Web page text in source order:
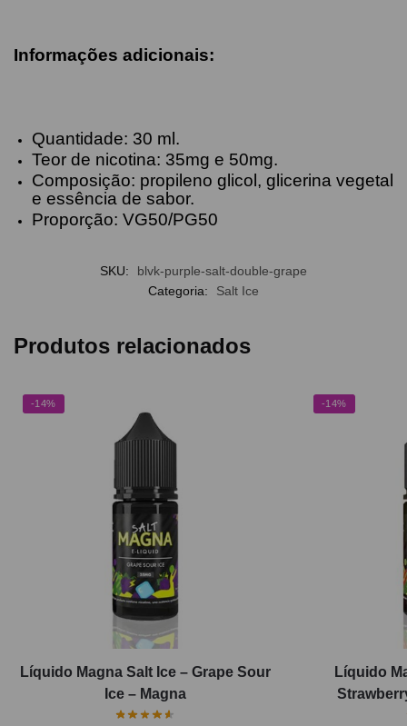
Informações adicionais:
Quantidade: 30 ml.
Teor de nicotina: 35mg e 50mg.
Composição: propileno glicol, glicerina vegetal
e essência de sabor.
Proporção: VG50/PG50
SKU:
blvk-purple-salt-double-grape
Categoria:
Salt Ice
Produtos relacionados
-14%
Líquido Magna Salt Ice – Grape Sour
Ice – Magna
-14%
Líquido